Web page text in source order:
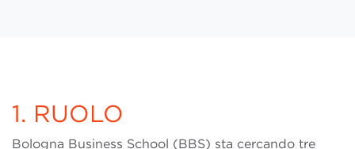
1. RUOLO
Bologna Business School (BBS) sta cercando tre